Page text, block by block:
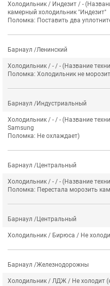
Холодильник / Индезит / -
камерный холодильник "Индезит"
Поломка: Поставить два
Барнаул /Ленинский
Холодильник / - / - (Название
Поломка: Холодильник не
Барнаул /Индустриальный
Холодильник / - / - (Название
Samsung
Поломка: Не охлаждает)
Барнаул /Центральный
Холодильник / - / - (Название
Поломка: Перестала морозить
Барнаул /Центральный
Холодильник / Бирюса / Не
Барнаул /Железнодорожны
Холодильник / ЛДЖ / Не холодит